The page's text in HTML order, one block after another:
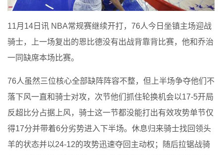
11月14日讯 NBA常规赛继续开打，76人今日坐镇主场迎战
骑士，上一场复出的恩比德没有出战背靠背比赛，他和乔治
一同缺席本场比赛。
76人虽然三位核心全部缺阵阵容不整，但上半场争夺他们不
落下风一直和骑士对攻，次节他们抓住轮换机会以17-5开局
反超比分占据上风，骑士这一节都没能打出有效攻势单节仅
得17分并带着6分劣势进入下半场。休息归来骑士找回领头
羊的状态并以24-12的攻势迅速夺回主动权；随后拉锯战骑